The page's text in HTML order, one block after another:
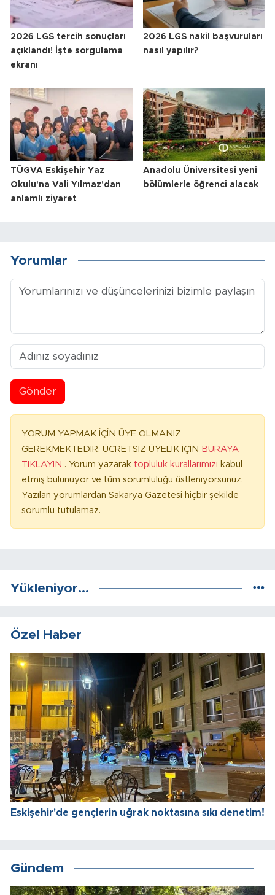
2026 LGS tercih sonuçları
açıklandı! İşte sorgulama
ekranı
2026 LGS nakil başvuruları
nasıl yapılır?
TÜGVA Eskişehir Yaz
Okulu'na Vali Yılmaz'dan
anlamlı ziyaret
Anadolu Üniversitesi yeni
bölümlerle öğrenci alacak
Yorumlar
Gönder
YORUM YAPMAK İÇİN ÜYE OLMANIZ
GEREKMEKTEDİR. ÜCRETSİZ ÜYELİK İÇİN BURAYA
TIKLAYIN . Yorum yazarak topluluk kurallarımızı kabul
etmiş bulunuyor ve tüm sorumluluğu üstleniyorsunuz.
Yazılan yorumlardan Sakarya Gazetesi hiçbir şekilde
sorumlu tutulamaz.
Yükleniyor...
Özel Haber
Eskişehir'de gençlerin uğrak noktasına sıkı denetim!
Gündem